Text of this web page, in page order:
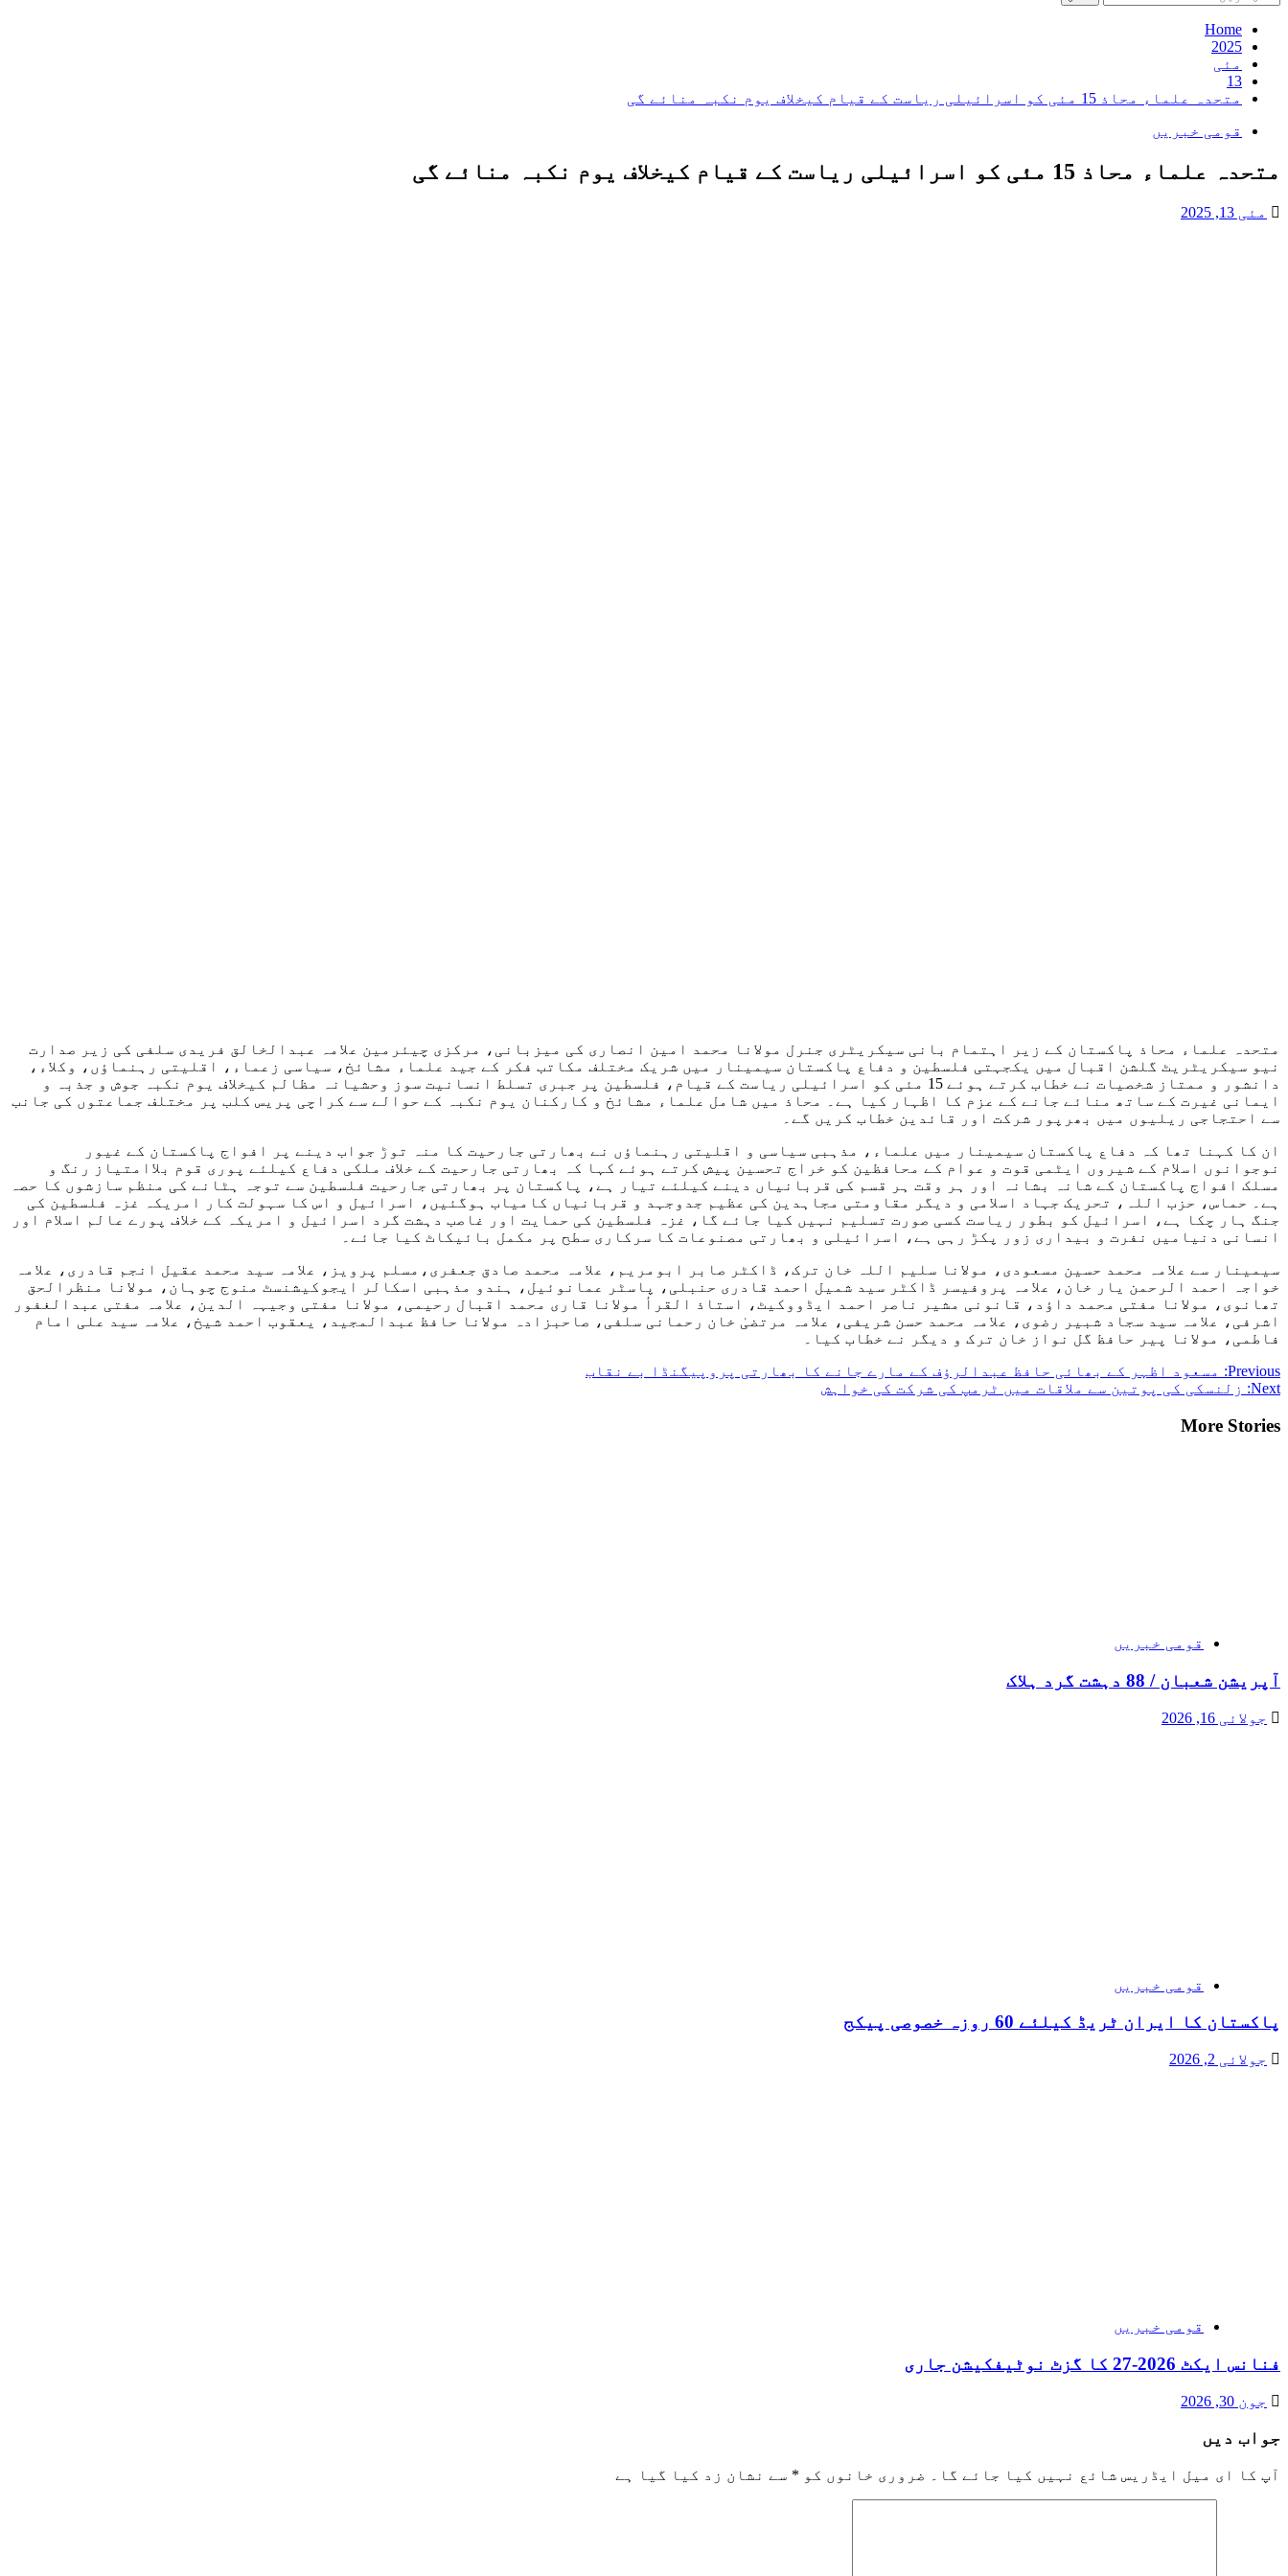
کریں
برائے:Home
2025
مئی
13
متحدہ علماء محاذ 15 مئی کو اسرائیلی ریاست کے قیام کیخلاف یوم نکبہ منائے گی
قومی خبریں
متحدہ علماء محاذ 15 مئی کو اسرائیلی ریاست کے قیام کیخلاف یوم نکبہ منائے گی
مئی 13, 2025
متحدہ علماء محاذ پاکستان کے زیر اہتمام بانی سیکریٹری جنرل مولانا محمد امین انصاری کی میزبانی، مرکزی چیئرمین علامہ عبدالخالق فریدی سلفی کی زیر صدارت
نیو سیکریٹریٹ گلشن اقبال میں یکجہتی فلسطین و دفاع پاکستان سیمینار میں شریک مختلف مکاتب فکر کے جید علماء مشائخ، سیاسی زعماء، اقلیتی رہنماؤں، وکلاء،
دانشور و ممتاز شخصیات نے خطاب کرتے ہوئے 15 مئی کو اسرائیلی ریاست کے قیام، فلسطین پر جبری تسلط انسانیت سوز وحشیانہ مظالم کیخلاف یوم نکبہ جوش و جذبہ و
ایمانی غیرت کے ساتھ منائے جانے کے عزم کا اظہار کیا ہے۔ محاذ میں شامل علماء مشائخ و کارکنان یوم نکبہ کے حوالے سے کراچی پریس کلب پر مختلف جماعتوں کی جانب
سے احتجاجی ریلیوں میں بھرپور شرکت اور قائدین خطاب کریں گے۔
ان کا کہنا تھا کہ دفاع پاکستان سیمینار میں علماء، مذہبی سیاسی و اقلیتی رہنماؤں نے بھارتی جارحیت کا منہ توڑ جواب دینے پر افواج پاکستان کے غیور
نوجوانوں اسلام کے شیروں ایٹمی قوت و عوام کے محافظین کو خراج تحسین پیش کرتے ہوئے کہا کہ بھارتی جارحیت کے خلاف ملکی دفاع کیلئے پوری قوم بلاامتیاز رنگ و
مسلک افواج پاکستان کے شانہ بشانہ اور ہر وقت ہر قسم کی قربانیاں دینے کیلئے تیار ہے، پاکستان پر بھارتی جارحیت فلسطین سے توجہ ہٹانے کی منظم سازشوں کا حصہ
ہے۔ حماس، حزب اللہ، تحریک جہاد اسلامی و دیگر مقاومتی مجاہدین کی عظیم جدوجہد و قربانیاں کامیاب ہوگئیں، اسرائیل و اس کا سہولت کار امریکہ غزہ فلسطین کی
جنگ ہار چکا ہے، اسرائیل کو بطور ریاست کسی صورت تسلیم نہیں کیا جائے گا، غزہ فلسطین کی حمایت اور غاصب دہشت گرد اسرائیل و امریکہ کے خلاف پورے عالم اسلام اور
انسانی دنیامیں نفرت و بیداری زور پکڑ رہی ہے، اسرائیلی و بھارتی مصنوعات کا سرکاری سطح پر مکمل بائیکاٹ کیا جائے۔
سیمینار سے علامہ محمد حسین مسعودی، مولانا سلیم اللہ خان ترک، ڈاکٹر صابر ابومریم، علامہ محمد صادق جعفری،مسلم پرویز، علامہ سید محمد عقیل انجم قادری، علامہ
خواجہ احمد الرحمن یار خان، علامہ پروفیسر ڈاکٹر سید شمیل احمد قادری حنبلی، پاسٹر عمانوئیل، ہندو مذہبی اسکالر ایجوکیشنسٹ منوج چوہان، مولانا منظرالحق
تھانوی، مولانا مفتی محمد داؤد، قانونی مشیر ناصر احمد ایڈووکیٹ، استاذ القرأ مولانا قاری محمد اقبال رحیمی، مولانا مفتی وجیہہ الدین، علامہ مفتی عبدالغفور
اشرفی، علامہ سید سجاد شبیر رضوی، علامہ محمد حسن شریفی، علامہ مرتضیٰ خان رحمانی سلفی، صاحبزادہ مولانا حافظ عبدالمجید، یعقوب احمد شیخ، علامہ سید علی امام
فاطمی، مولانا پیر حافظ گل نواز خان ترک و دیگر نے خطاب کیا۔
Post
navigation
Previous:
مسعود اظہر کے بھائی حافظ عبدالرؤف کے مارے جانے کا بھارتی پروپیگنڈا بے نقاب
Next:
زلنسکی کی پوتین سے ملاقات میں ٹرمپ کی شرکت کی خواہش
More Stories
قومی خبریں
آپریشن شعبان / 88 دہشت گرد ہلاک
جولائی 16, 2026
قومی خبریں
پاکستان کا ایران ٹریڈ کیلئے 60 روزہ خصوصی پیکج
جولائی 2, 2026
قومی خبریں
فنانس ایکٹ 2026-27 کا گزٹ نوٹیفکیشن جاری
جون 30, 2026
جواب دیں
آپ کا ای میل ایڈریس شائع نہیں کیا جائے گا۔ ضروری خانوں کو * سے نشان زد کیا گیا ہے